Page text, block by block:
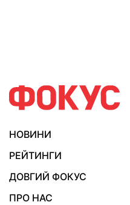
НОВИНИ
РЕЙТИНГИ
ДОВГИЙ ФОКУС
ПРО НАС